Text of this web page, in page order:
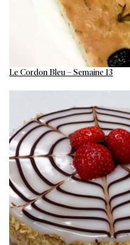
Le Cordon Bleu – Semaine 13